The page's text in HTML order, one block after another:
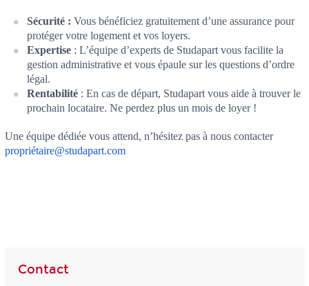
Sécurité : Vous bénéficiez gratuitement d’une assurance pour
protéger votre logement et vos loyers.
Expertise : L’équipe d’experts de Studapart vous facilite la
gestion administrative et vous épaule sur les questions d’ordre
légal.
Rentabilité : En cas de départ, Studapart vous aide à trouver le
prochain locataire. Ne perdez plus un mois de loyer !
Une équipe dédiée vous attend, n’hésitez pas à nous contacter
propriétaire@studapart.com
Contact